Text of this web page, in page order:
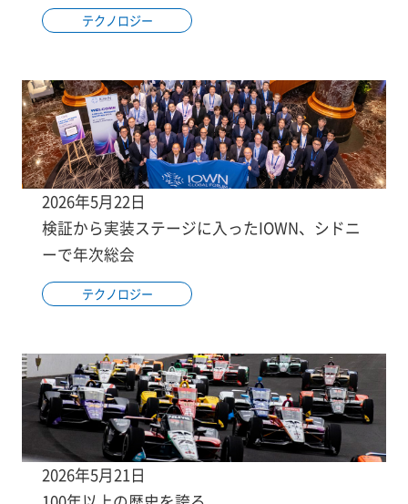
テクノロジー
2026年5月22日
検証から実装ステージに入ったIOWN、シドニ
ーで年次総会
テクノロジー
2026年5月21日